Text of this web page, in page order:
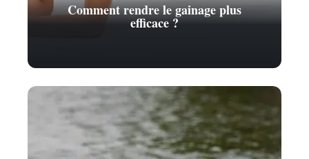
Comment rendre le gainage plus
efficace ?